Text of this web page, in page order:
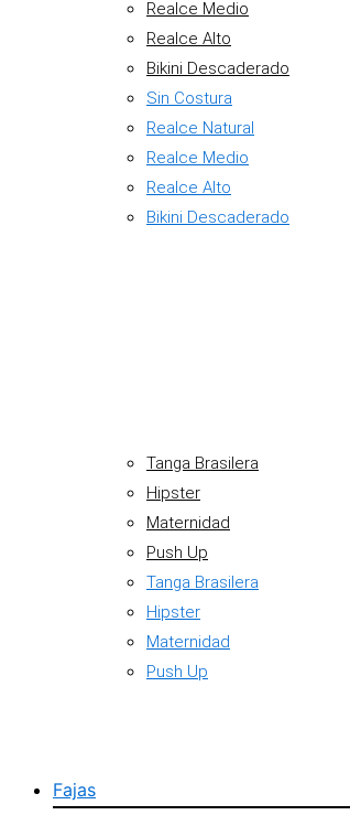
Realce Medio
Realce Alto
Bikini Descaderado
Sin Costura
Realce Natural
Realce Medio
Realce Alto
Bikini Descaderado
Tanga Brasilera
Hipster
Maternidad
Push Up
Tanga Brasilera
Hipster
Maternidad
Push Up
Fajas